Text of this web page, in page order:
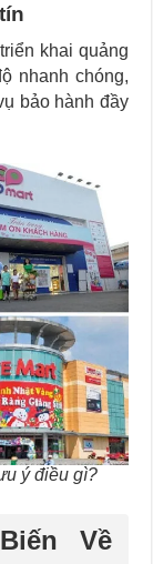
khai quảng
nhanh chóng,
bảo hành đầy
ý điều gì?
Về